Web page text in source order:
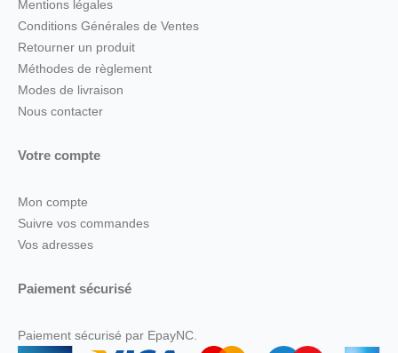
Mentions légales
Conditions Générales de Ventes
Retourner un produit
Méthodes de règlement
Modes de livraison
Nous contacter
Votre compte
Mon compte
Suivre vos commandes
Vos adresses
Paiement sécurisé
Paiement sécurisé par EpayNC.